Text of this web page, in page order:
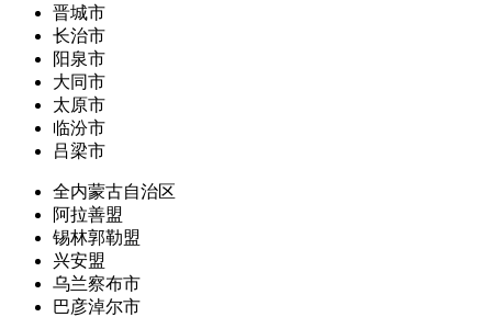
晋城市
长治市
阳泉市
大同市
太原市
临汾市
吕梁市
全内蒙古自治区
阿拉善盟
锡林郭勒盟
兴安盟
乌兰察布市
巴彦淖尔市